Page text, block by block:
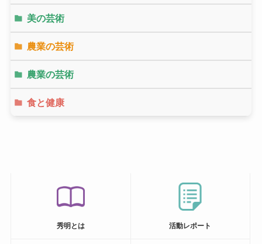
美の芸術
農業の芸術
農業の芸術
食と健康
秀明とは 活動レポート